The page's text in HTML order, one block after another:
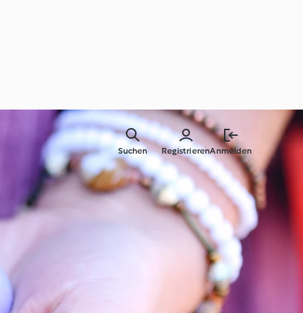
RegistrierenAnmelden
Suchen